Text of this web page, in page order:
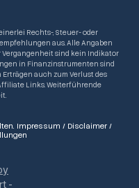
Rechts-, Steuer- oder
aus. Alle Angaben
sind kein Indikator
in Finanzinstrumenten sind
auch zum Verlust des
Links. Weiterführende
Impressum / Disclaimer /